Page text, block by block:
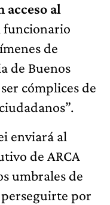
al
funcionario
de
de Buenos
cómplices de
enviará al
de ARCA
umbrales de
por